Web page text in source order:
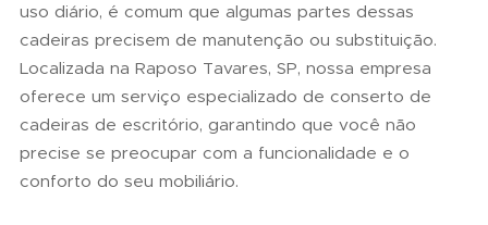
uso diário, é comum que algumas partes dessas
cadeiras precisem de manutenção ou substituição.
Localizada na Raposo Tavares, SP, nossa empresa
oferece um serviço especializado de conserto de
cadeiras de escritório, garantindo que você não
precise se preocupar com a funcionalidade e o
conforto do seu mobiliário.